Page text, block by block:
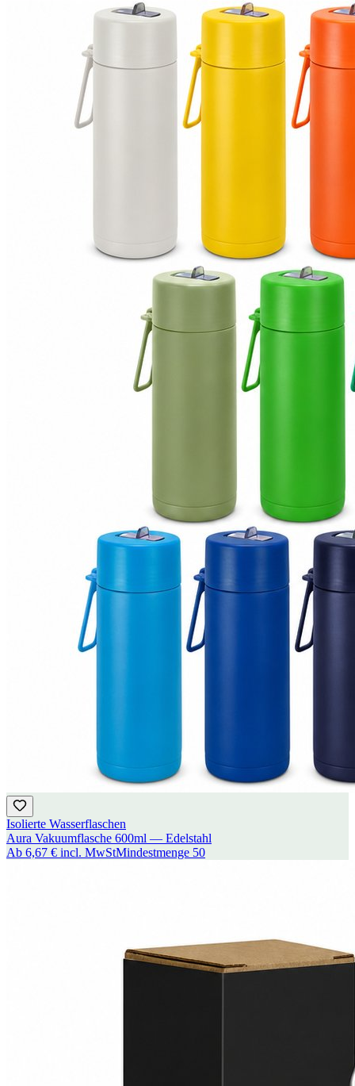
Isolierte Wasserflaschen
Aura Vakuumflasche 600ml — Edelstahl
Ab 6,67 € incl. MwStMindestmenge 50